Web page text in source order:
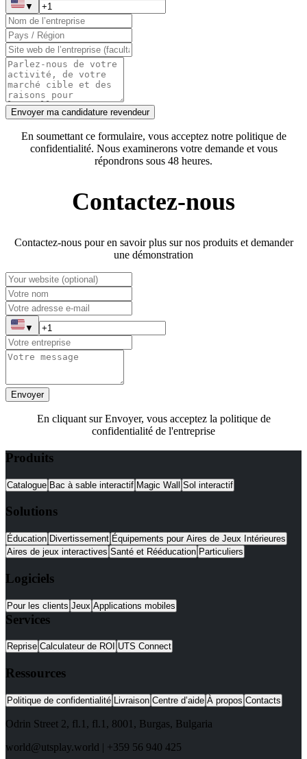
▼
Envoyer ma candidature revendeur
En soumettant ce formulaire, vous acceptez notre politique de
confidentialité. Nous examinerons votre demande et vous
répondrons sous 48 heures.
Contactez-nous
Contactez-nous pour en savoir plus sur nos produits et demander
une démonstration
▼
Envoyer
En cliquant sur Envoyer, vous acceptez la politique de
confidentialité de l'entreprise
Produits
Catalogue Bac à sable interactif Magic Wall Sol interactif
Solutions
Éducation Divertissement Équipements pour Aires de Jeux Intérieures
Aires de jeux interactives Santé et Rééducation Particuliers
Logiciels
Pour les clients Jeux Applications mobiles
Services
Reprise Calculateur de ROI UTS Connect
Ressources
Politique de confidentialité Livraison Centre d’aide À propos Contacts
Odrin Street 2, fl.1 , fl.1, 8001 , Burgas, Bulgaria
world@utsplay.world | +359 56 940 425